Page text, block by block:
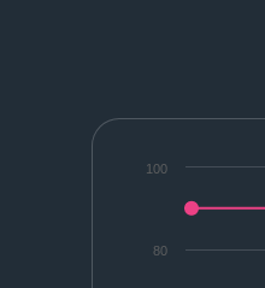
80
100